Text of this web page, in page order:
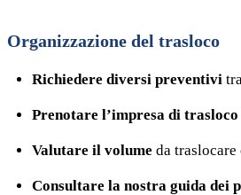
Organizzazione del trasloco
Richiedere diversi preventivi
Prenotare l’impresa di trasloco
Valutare il volume da
Consultare la nostra guida dei